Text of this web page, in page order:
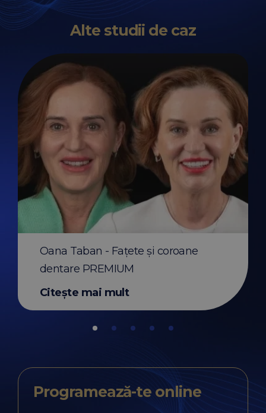
Alte studii de caz
Oana Taban - Fațete și coroane
dentare PREMIUM
Citește mai mult
Before & After
transparent
Programează-te online